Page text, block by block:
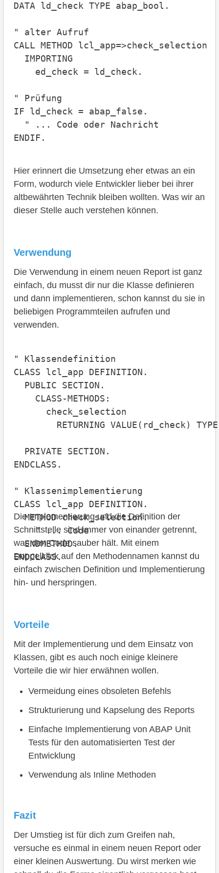
DATA ld_check TYPE abap_bool.
" alter Aufruf
CALL METHOD lcl_app=>check_selection
  IMPORTING
    ed_check = ld_check.
" Prüfung
IF ld_check = abap_false.
  " ... Code oder Nachricht
Hier erinnert die Umsetzung eher etwas an ein
Form, wodurch viele Entwickler lieber bei ihrer
altbewährten Technik bleiben wollten. Was wir an
dieser Stelle auch verstehen können.
Verwendung
Die Verwendung in einem neuen Report ist ganz
einfach, du musst dir nur die Klasse definieren
und dann implementieren, schon kannst du sie in
beliebigen Programmteilen aufrufen und
verwenden.
" Klassendefinition
CLASS lcl_app DEFINITION.
  PUBLIC SECTION.
    CLASS-METHODS:
      check_selection
RETURNING VALUE(rd_check)
  PRIVATE SECTION.
ENDCLASS.
" Klassenimplementierung
CLASS lcl_app DEFINITION.
  METHOD check_selection.
    " ... Code
  ENDMETHOD.
Die Implementierung und die Definition der
Schnittstelle sind immer von einander getrennt,
was den Code sauber hält. Mit einem
Doppelklick auf den Methodennamen kannst du
einfach zwischen Definition und Implementierung
hin- und herspringen.
Vorteile
Mit der Implementierung und dem Einsatz von
Klassen, gibt es auch noch einige kleinere
Vorteile die wir hier erwähnen wollen.
Vermeidung eines obsoleten Befehls
Strukturierung und Kapselung des Reports
Einfache Implementierung von ABAP Unit
Tests für den automatisierten Test der
Entwicklung
Verwendung als Inline Methoden
Fazit
Der Umstieg ist für dich zum Greifen nah,
versuche es einmal in einem neuen Report oder
einer kleinen Auswertung. Du wirst merken wie